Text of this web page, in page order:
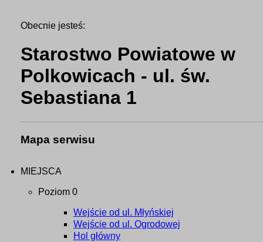
Obecnie jesteś:
Starostwo Powiatowe w
Polkowicach - ul. św.
Sebastiana 1
Mapa serwisu
MIEJSCA
Poziom 0
Wejście od ul. Młyńskiej
Wejście od ul. Ogrodowej
Hol główny